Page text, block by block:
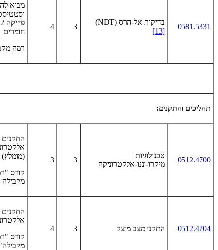
0581.5331
בדיקות אל-הרס (NDT)
[13]
3
4
מבוא
חומרים
רמה
תהליכים והתקנים:
0512.4700
טכנולוגיות
מיקרו-וננו-אלקטרוניקה
3
3
התקנים
(מומלץ)
קורס
0512.4704 התקני מצב מוצק 3
4
התקנים
קורס